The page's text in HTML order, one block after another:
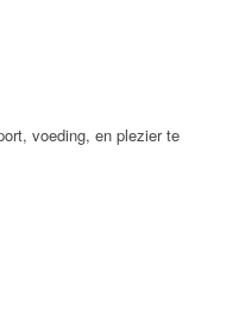
voeding, en plezier te